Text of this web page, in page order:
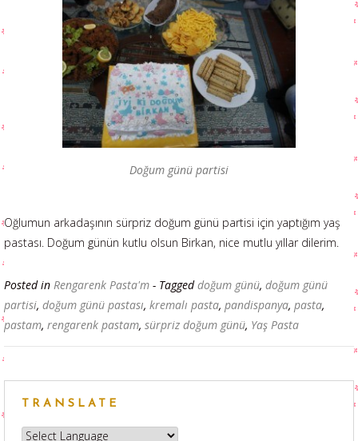
Doğum günü partisi
Oğlumun arkadaşının sürpriz doğum günü partisi için yaptığım yaş
pastası. Doğum günün kutlu olsun Birkan, nice mutlu yıllar dilerim.
Posted in Rengarenk Pasta'm - Taggeddoğum günü, doğum günü
partisi, doğum günü pastası, kremalı pasta, pandispanya, pasta,
pastam, rengarenk pastam, sürpriz doğum günü, Yaş Pasta
TRANSLATE